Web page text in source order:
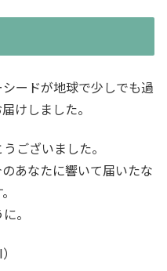
ードが地球で少しでも過
けしました。
ございました。
あなたに響いて届いたな
。